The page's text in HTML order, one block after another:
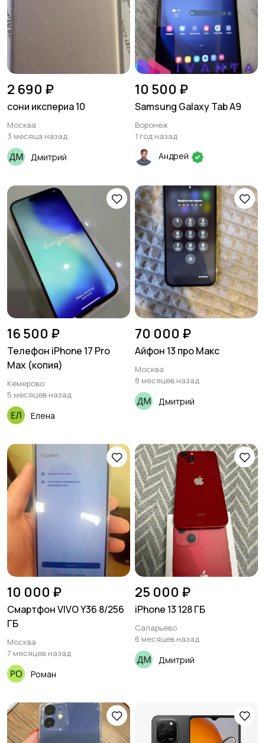
2 690 ₽
сони икспериа 10
Москва
3 месяца назад
Дмитрий
10 500 ₽
Samsung Galaxy Tab A9
Воронеж
1 год назад
Андрей
16 500 ₽
Телефон iPhone 17 Pro
Max (копия)
Кемерово
5 месяцев назад
Елена
70 000 ₽
Айфон 13 про Макс
Москва
8 месяцев назад
Дмитрий
10 000 ₽
Смартфон VIVO Y36 8/256
ГБ
Москва
7 месяцев назад
Роман
25 000 ₽
iPhone 13 128 ГБ
Саларьево
6 месяцев назад
Дмитрий